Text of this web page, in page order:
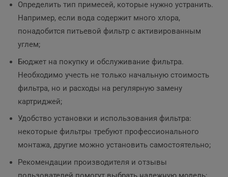
Определить тип примесей, которые нужно устранить.
Например, если вода содержит много хлора,
понадобится питьевой фильтр с активированным
углем;
Бюджет на покупку и обслуживание фильтра.
Необходимо учесть не только начальную стоимость
фильтра, но и расходы на регулярную замену
картриджей;
Удобство установки и использования фильтра:
некоторые фильтры требуют профессионального
монтажа, другие можно установить самостоятельно;
Рекомендации производителя и отзывы